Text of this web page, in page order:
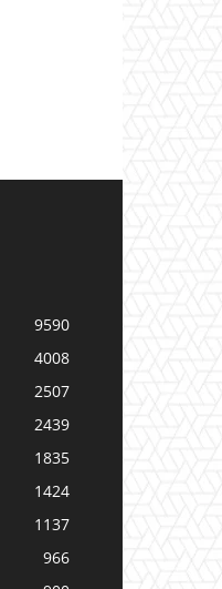
9590
4008
2507
2439
1835
1424
1137
966